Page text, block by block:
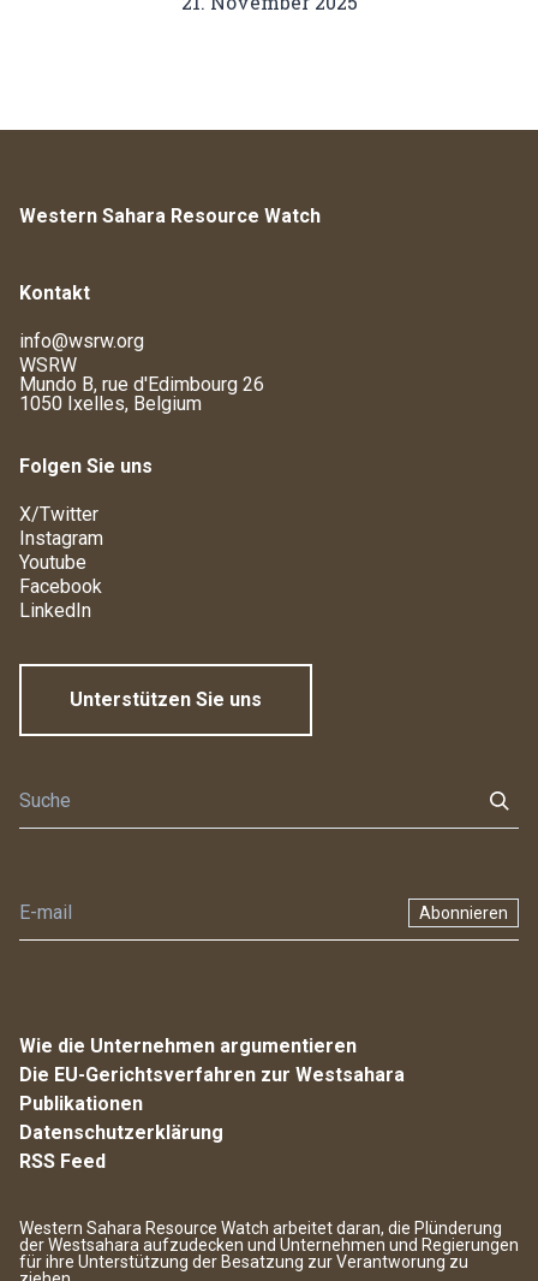
Western Sahara Resource Watch
Kontakt
info@wsrw.org
WSRW
Mundo B, rue d'Edimbourg 26
1050 Ixelles, Belgium
Folgen Sie uns
X/Twitter
Instagram
Youtube
Facebook
LinkedIn
Unterstützen Sie uns
Abonnieren
Wie die Unternehmen argumentieren
Die EU-Gerichtsverfahren zur Westsahara
Publikationen
Datenschutzerklärung
RSS Feed
Western Sahara Resource Watch arbeitet daran, die Plünderung
der Westsahara aufzudecken und Unternehmen und Regierungen
für ihre Unterstützung der Besatzung zur Verantworung zu